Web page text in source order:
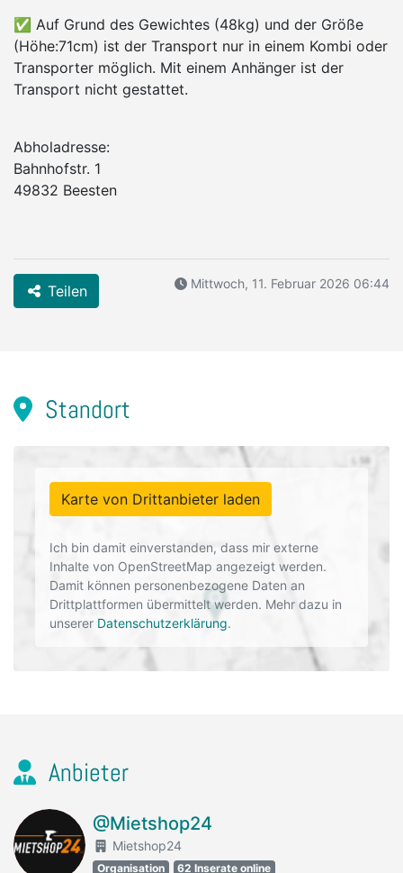
✅ Auf Grund des Gewichtes (48kg) und der Größe
(Höhe:71cm) ist der Transport nur in einem Kombi oder
Transporter möglich. Mit einem Anhänger ist der
Transport nicht gestattet.
Abholadresse:
Bahnhofstr. 1
49832 Beesten
Teilen Mittwoch, 11. Februar 2026 06:44
Standort
Karte von Drittanbieter laden
Ich bin damit einverstanden, dass mir externe
Inhalte von OpenStreetMap angezeigt werden.
Damit können personenbezogene Daten an
Drittplattformen übermittelt werden. Mehr dazu in
unserer Datenschutzerklärung.
Anbieter
@Mietshop24
Mietshop24
Organisation 62 Inserate online